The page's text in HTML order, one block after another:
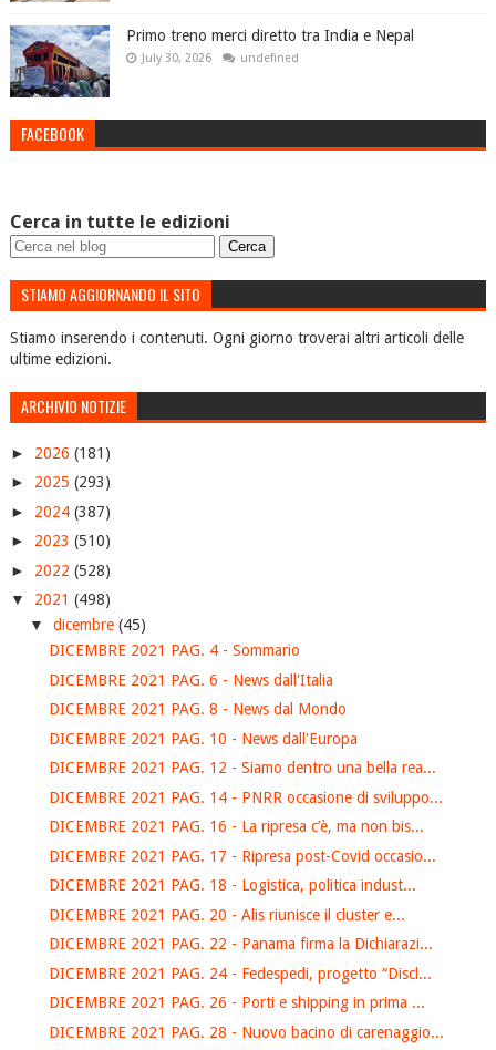
Primo treno merci diretto tra India e Nepal
July 30, 2026 undefined
FACEBOOK
Cerca in tutte le edizioni
STIAMO AGGIORNANDO IL SITO
Stiamo inserendo i contenuti. Ogni giorno troverai altri articoli delle
ultime edizioni.
ARCHIVIO NOTIZIE
► 2026 (181)
► 2025 (293)
► 2024 (387)
► 2023 (510)
► 2022 (528)
▼ 2021 (498)
▼ dicembre (45)
DICEMBRE 2021 PAG. 4 - Sommario
DICEMBRE 2021 PAG. 6 - News dall'Italia
DICEMBRE 2021 PAG. 8 - News dal Mondo
DICEMBRE 2021 PAG. 10 - News dall'Europa
DICEMBRE 2021 PAG. 12 - Siamo dentro una bella rea...
DICEMBRE 2021 PAG. 14 - PNRR occasione di sviluppo...
DICEMBRE 2021 PAG. 16 - La ripresa c’è, ma non bis...
DICEMBRE 2021 PAG. 17 - Ripresa post-Covid occasio...
DICEMBRE 2021 PAG. 18 - Logistica, politica indust...
DICEMBRE 2021 PAG. 20 - Alis riunisce il cluster e...
DICEMBRE 2021 PAG. 22 - Panama firma la Dichiarazi...
DICEMBRE 2021 PAG. 24 - Fedespedi, progetto “Discl...
DICEMBRE 2021 PAG. 26 - Porti e shipping in prima ...
DICEMBRE 2021 PAG. 28 - Nuovo bacino di carenaggio...